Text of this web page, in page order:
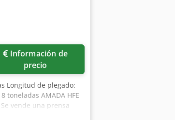
precio
Longitud de plegado:
toneladas AMADA HFE
vende una prensa
máquina se fabricó en